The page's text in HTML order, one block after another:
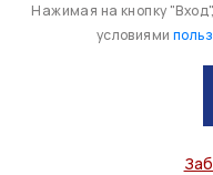
Нажимая на кнопку
условиями